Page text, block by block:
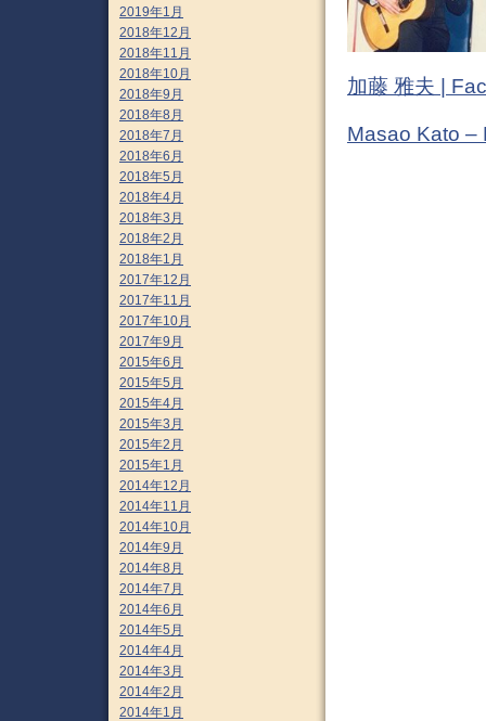
加藤 雅夫 |
Masao Kato –
2019年1月
2018年12月
2018年11月
2018年10月
2018年9月
2018年8月
2018年7月
2018年6月
2018年5月
2018年4月
2018年3月
2018年2月
2018年1月
2017年12月
2017年11月
2017年10月
2017年9月
2015年6月
2015年5月
2015年4月
2015年3月
2015年2月
2015年1月
2014年12月
2014年11月
2014年10月
2014年9月
2014年8月
2014年7月
2014年6月
2014年5月
2014年4月
2014年3月
2014年2月
2014年1月